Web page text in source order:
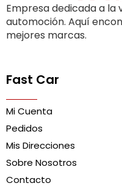
Empresa dedicada a
automoción. Aquí
mejores marcas.
Fast Car
Mi Cuenta
Pedidos
Mis Direcciones
Sobre Nosotros
Contacto